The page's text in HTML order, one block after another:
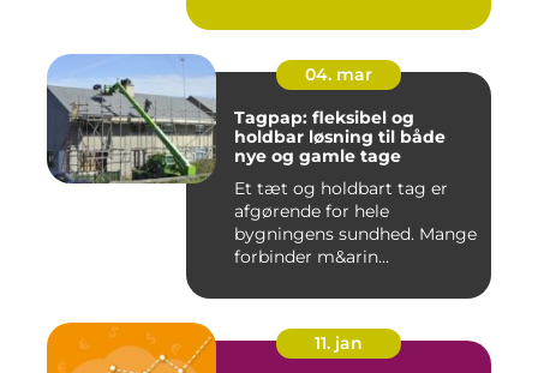
04. mar
Tagpap: fleksibel og
holdbar løsning til både
nye og gamle tage
Et tæt og holdbart tag er
afgørende for hele
bygningens sundhed. Mange
forbinder m&arin...
11. jan